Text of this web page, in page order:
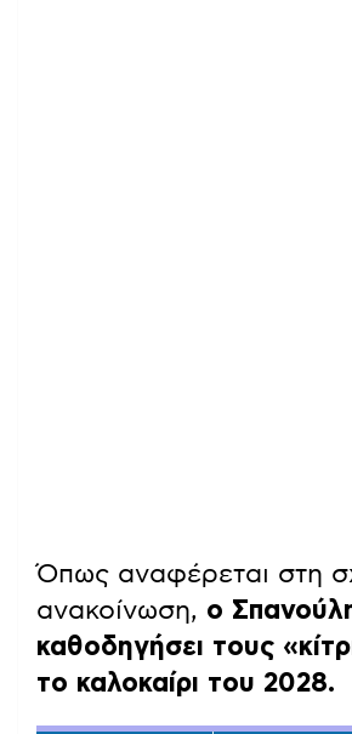
Όπως αναφέρεται στη
ανακοίνωση, ο
καθοδηγήσει τους
το καλοκαίρι του 2028.